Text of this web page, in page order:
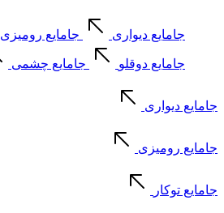
جامایع دیواری جامایع رومیزی
جامایع دوقلو جامایع چشمی
جامایع دیواری
جامایع رومیزی
جامایع توکار